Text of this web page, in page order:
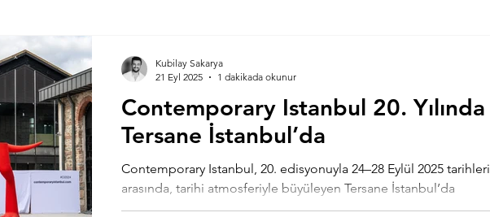
Contemporary Istanbul 20. Yılında
Tersane İstanbul’da
Contemporary Istanbul, 20. edisyonuyla 24–28 Eylül 2025 tarihleri
arasında, tarihi atmosferiyle büyüleyen Tersane İstanbul’da
gerçekleşiyor.
Kubilay Sakarya
21 Eyl 2025
1 dakikada okunur